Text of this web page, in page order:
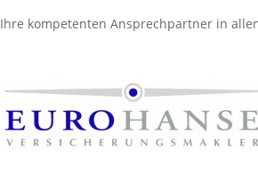
Ihre kompetenten Ansprechpartner in